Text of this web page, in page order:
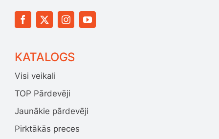
KATALOGS
Visi veikali
TOP Pārdevēji
Jaunākie pārdevēji
Pirktākās preces